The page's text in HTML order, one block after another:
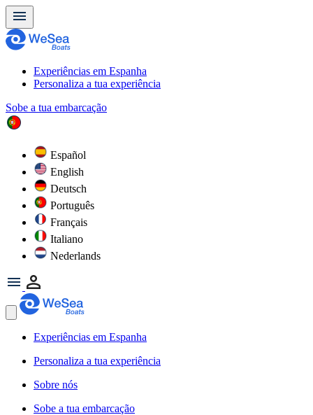
Experiências em Espanha
Personaliza a tua experiência
Sobe a tua embarcação
Español
English
Deutsch
Português
Français
Italiano
Nederlands
Experiências em Espanha
Personaliza a tua experiência
Sobre nós
Sobe a tua embarcação